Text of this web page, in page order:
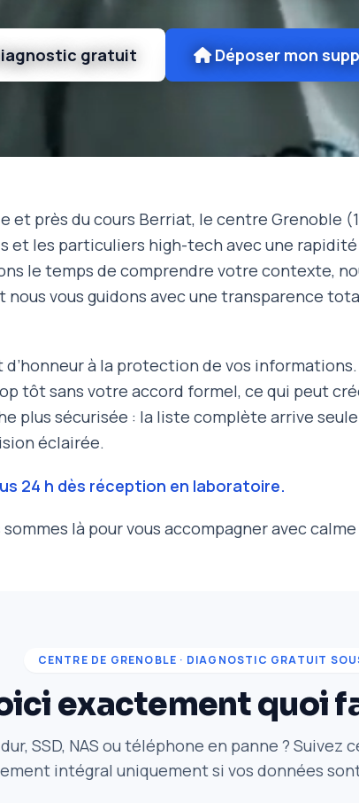
gratuit Déposer mon
près du cours Berriat, le centre Grenoble
et les particuliers high-tech avec une
le temps de comprendre votre contexte,
vous guidons avec une transparence
d’honneur à la protection de vos
tôt sans votre accord formel, ce qui peut
plus sécurisée : la liste complète arrive
éclairée.
24 h dès réception en laboratoire.
là pour vous accompagner avec
CENTRE DE GRENOBLE · DIAGNOSTIC GRATUIT
exactement quoi
SSD, NAS ou téléphone en panne ? Suivez
intégral uniquement si vos données